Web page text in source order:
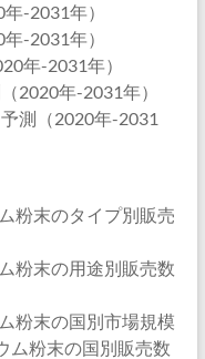
-2031年）
-2031年）
年-2031年）
2020年-2031年）
測（2020年-2031
粉末のタイプ別販売
粉末の用途別販売数
粉末の国別市場規模
ム粉末の国別販売数